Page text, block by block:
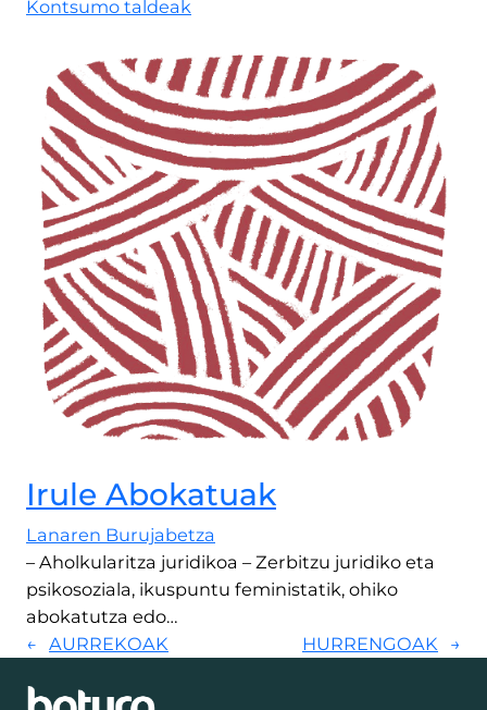
Kontsumo taldeak
Irule Abokatuak
Lanaren Burujabetza
– Aholkularitza juridikoa – Zerbitzu juridiko eta
psikosoziala, ikuspuntu feministatik, ohiko
abokatutza edo…
← AURREKOAK HURRENGOAK →